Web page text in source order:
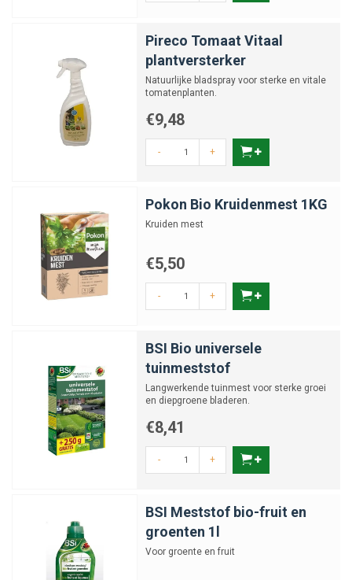
Pireco Tomaat Vitaal
plantversterker
Natuurlijke bladspray voor sterke en vitale
tomatenplanten.
€9,48
- +
Pokon Bio Kruidenmest 1KG
Kruiden mest
€5,50
- +
BSI Bio universele
tuinmeststof
Langwerkende tuinmest voor sterke groei
en diepgroene bladeren.
€8,41
- +
BSI Meststof bio-fruit en
groenten 1l
Voor groente en fruit